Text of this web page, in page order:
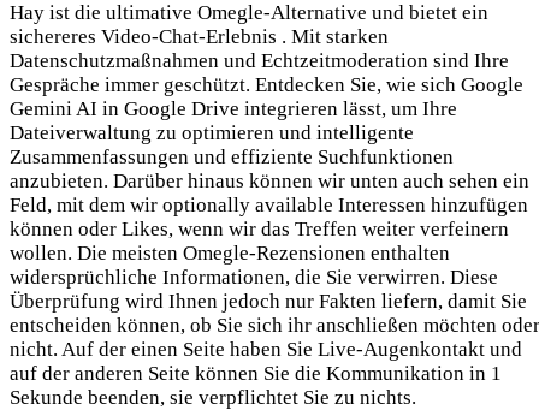
Hay ist die ultimative Omegle-Alternative und bietet ein
sichereres Video-Chat-Erlebnis . Mit starken
Datenschutzmaßnahmen und Echtzeitmoderation sind Ihre
Gespräche immer geschützt. Entdecken Sie, wie sich Google
Gemini AI in Google Drive integrieren lässt, um Ihre
Dateiverwaltung zu optimieren und intelligente
Zusammenfassungen und effiziente Suchfunktionen
anzubieten. Darüber hinaus können wir unten auch sehen ein
Feld, mit dem wir optionally available Interessen hinzufügen
können oder Likes, wenn wir das Treffen weiter verfeinern
wollen. Die meisten Omegle-Rezensionen enthalten
widersprüchliche Informationen, die Sie verwirren. Diese
Überprüfung wird Ihnen jedoch nur Fakten liefern, damit Sie
entscheiden können, ob Sie sich ihr anschließen möchten oder
nicht. Auf der einen Seite haben Sie Live-Augenkontakt und
auf der anderen Seite können Sie die Kommunikation in 1
Sekunde beenden, sie verpflichtet Sie zu nichts.